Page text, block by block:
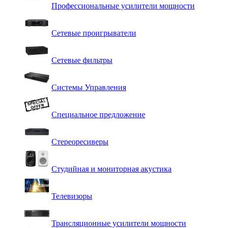
Профессиональные усилители мощности
Сетевые проигрыватели
Сетевые фильтры
Системы Управления
Специальное предложение
Стереоресиверы
Студийная и мониторная акустика
Телевизоры
Трансляционные усилители мощности